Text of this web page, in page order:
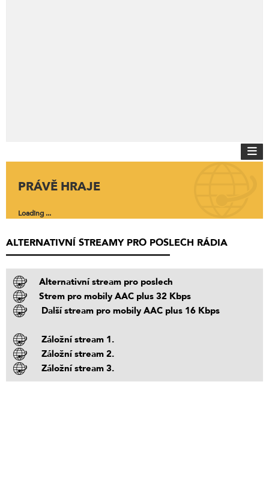
PRÁVĚ HRAJE
Loading ...
ALTERNATIVNÍ STREAMY PRO POSLECH RÁDIA
Alternativní stream pro poslech
Strem pro mobily AAC plus 32 Kbps
Další stream pro mobily AAC plus 16 Kbps
Záložní stream 1.
Záložní stream 2.
Záložní stream 3.